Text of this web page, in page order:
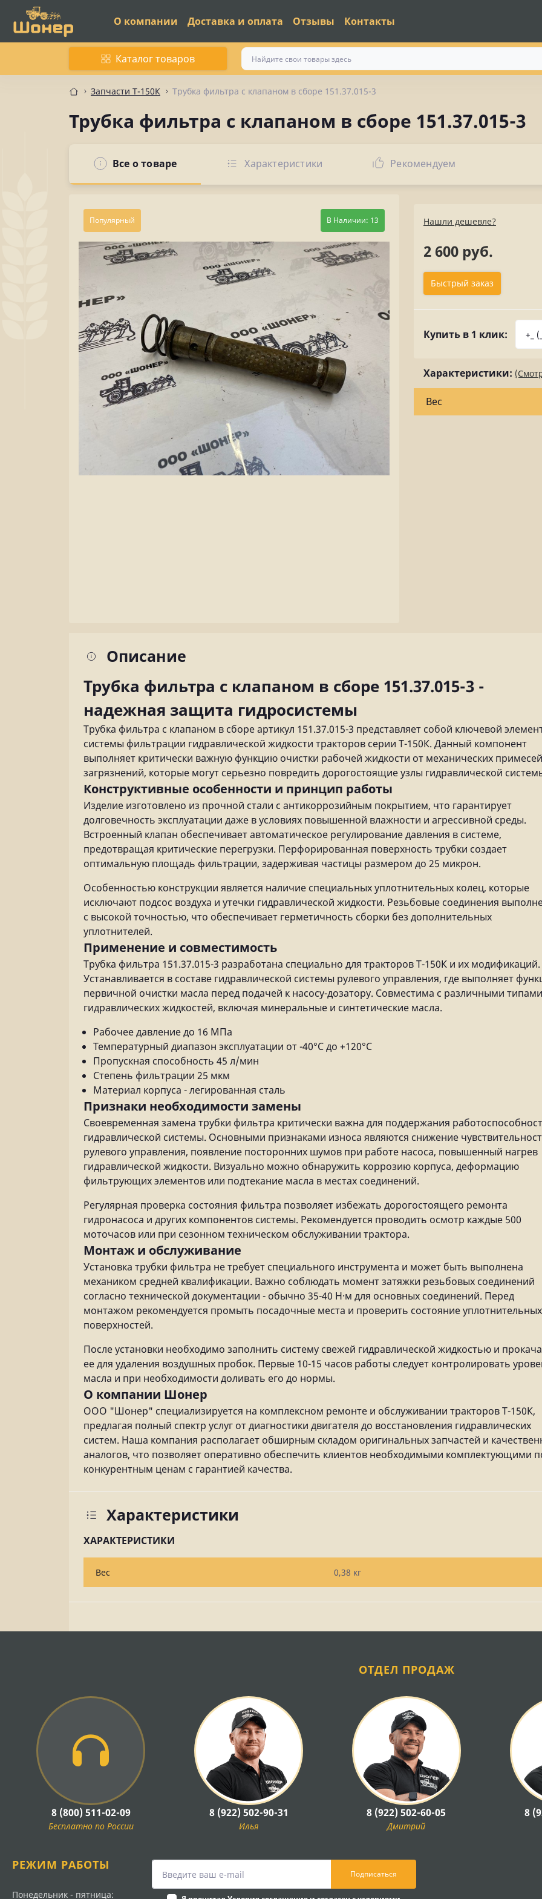
О компании Доставка и оплата Отзывы Контакты
Каталог товаров
Запчасти Т-150К Трубка фильтра с клапаном в сборе 151.37.015-3
Трубка фильтра с клапаном в сборе 151.37.015-3
Все о товаре Характеристики Рекомендуем
Популярный В Наличии: 13 Нашли дешевле?
2 600 руб.
Быстрый заказ
Купить в 1 клик:
Характеристики:
Вес
Описание
Трубка фильтра с клапаном в сборе 151.37.015-3 -
надежная защита гидросистемы
Трубка фильтра с клапаном в сборе артикул 151.37.015-3 представляет собой ключевой
системы фильтрации гидравлической жидкости тракторов серии Т-150К. Данный компонент
выполняет критически важную функцию очистки рабочей жидкости от механических
загрязнений, которые могут серьезно повредить дорогостоящие узлы гидравлической
Конструктивные особенности и принцип работы
Изделие изготовлено из прочной стали с антикоррозийным покрытием, что гарантирует
долговечность эксплуатации даже в условиях повышенной влажности и агрессивной среды.
Встроенный клапан обеспечивает автоматическое регулирование давления в системе,
предотвращая критические перегрузки. Перфорированная поверхность трубки создает
оптимальную площадь фильтрации, задерживая частицы размером до 25 микрон.
Особенностью конструкции является наличие специальных уплотнительных колец, которые
исключают подсос воздуха и утечки гидравлической жидкости. Резьбовые соединения
с высокой точностью, что обеспечивает герметичность сборки без дополнительных
уплотнителей.
Применение и совместимость
Трубка фильтра 151.37.015-3 разработана специально для тракторов Т-150К и их модификаций.
Устанавливается в составе гидравлической системы рулевого управления, где выполняет
первичной очистки масла перед подачей к насосу-дозатору. Совместима с различными типами
гидравлических жидкостей, включая минеральные и синтетические масла.
Рабочее давление до 16 МПа
Температурный диапазон эксплуатации от -40°C до +120°C
Пропускная способность 45 л/мин
Степень фильтрации 25 мкм
Материал корпуса - легированная сталь
Признаки необходимости замены
Своевременная замена трубки фильтра критически важна для поддержания
гидравлической системы. Основными признаками износа являются снижение
рулевого управления, появление посторонних шумов при работе насоса, повышенный нагрев
гидравлической жидкости. Визуально можно обнаружить коррозию корпуса, деформацию
фильтрующих элементов или подтекание масла в местах соединений.
Регулярная проверка состояния фильтра позволяет избежать дорогостоящего ремонта
гидронасоса и других компонентов системы. Рекомендуется проводить осмотр каждые 500
моточасов или при сезонном техническом обслуживании трактора.
Монтаж и обслуживание
Установка трубки фильтра не требует специального инструмента и может быть выполнена
механиком средней квалификации. Важно соблюдать момент затяжки резьбовых соединений
согласно технической документации - обычно 35-40 Н·м для основных соединений. Перед
монтажом рекомендуется промыть посадочные места и проверить состояние уплотнительных
поверхностей.
После установки необходимо заполнить систему свежей гидравлической жидкостью и
ее для удаления воздушных пробок. Первые 10-15 часов работы следует контролировать
масла и при необходимости доливать его до нормы.
О компании Шонер
ООО "Шонер" специализируется на комплексном ремонте и обслуживании тракторов Т-150К,
предлагая полный спектр услуг от диагностики двигателя до восстановления гидравлических
систем. Наша компания располагает обширным складом оригинальных запчастей и
аналогов, что позволяет оперативно обеспечить клиентов необходимыми комплектующими
конкурентным ценам с гарантией качества.
Характеристики
ХАРАКТЕРИСТИКИ
Вес 0,38 кг
ОТДЕЛ ПРОДАЖ
8 (800) 511-02-09
Бесплатно по России
8 (922) 502-90-31
Илья
8 (922) 502-60-05
Дмитрий
8
РЕЖИМ РАБОТЫ
Понедельник - пятница:
Подписаться